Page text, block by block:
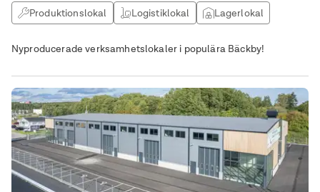
Produktionslokal Logistiklokal
Lagerlokal
Nyproducerade verksamhetslokaler i populära Bäckby!